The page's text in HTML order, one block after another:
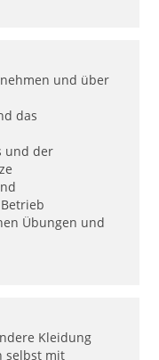
und über
das
und der
Übungen und
Kleidung
selbst mit